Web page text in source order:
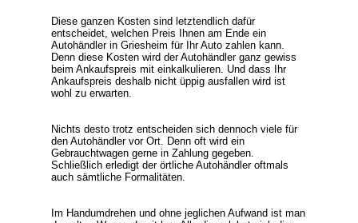
Diese ganzen Kosten sind letztendlich dafür
entscheidet, welchen Preis Ihnen am Ende ein
Autohändler in Griesheim für Ihr Auto zahlen kann.
Denn diese Kosten wird der Autohändler ganz gewiss
beim Ankaufspreis mit einkalkulieren. Und dass Ihr
Ankaufspreis deshalb nicht üppig ausfallen wird ist
wohl zu erwarten.
Nichts desto trotz entscheiden sich dennoch viele für
den Autohändler vor Ort. Denn oft wird ein
Gebrauchtwagen gerne in Zahlung gegeben.
Schließlich erledigt der örtliche Autohändler oftmals
auch sämtliche Formalitäten.
Im Handumdrehen und ohne jeglichen Aufwand ist man